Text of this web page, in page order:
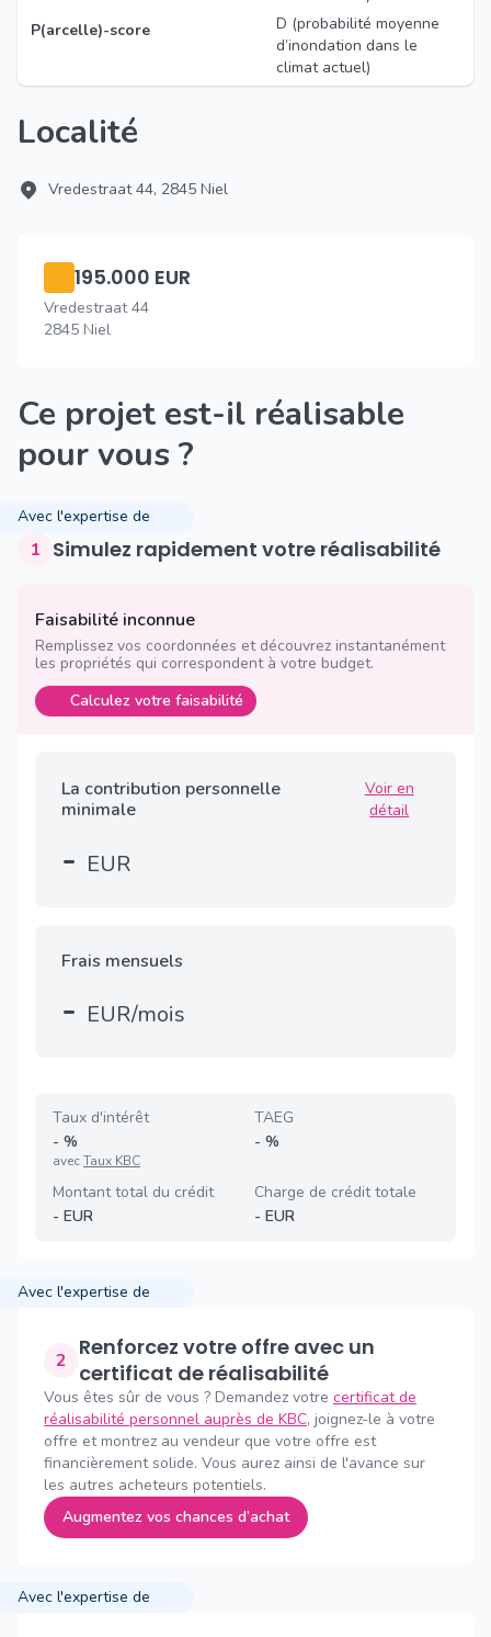
P(arcelle)-score
D (probabilité moyenne
d’inondation dans le
climat actuel)
Localité
Vredestraat 44, 2845 Niel
195.000 EUR
Vredestraat 44
2845 Niel
Ce projet est-il réalisable
pour vous ?
Avec l'expertise de
1 Simulez rapidement votre réalisabilité
Faisabilité inconnue
Remplissez vos coordonnées et découvrez instantanément
les propriétés qui correspondent à votre budget.
Calculez votre faisabilité
La contribution personnelle
minimale
Voir en
détail
- EUR
Frais mensuels
- EUR/mois
Taux d'intérêt
- %
avecTaux KBC
TAEG
- %
Montant total du crédit
- EUR
Charge de crédit totale
- EUR
Avec l'expertise de
2 Renforcez votre offre avec un
certificat de réalisabilité
Vous êtes sûr de vous ? Demandez votre certificat de
réalisabilité personnel auprès de KBC, joignez-le à votre
offre et montrez au vendeur que votre offre est
financièrement solide. Vous aurez ainsi de l'avance sur
les autres acheteurs potentiels.
Augmentez vos chances d’achat
Avec l'expertise de